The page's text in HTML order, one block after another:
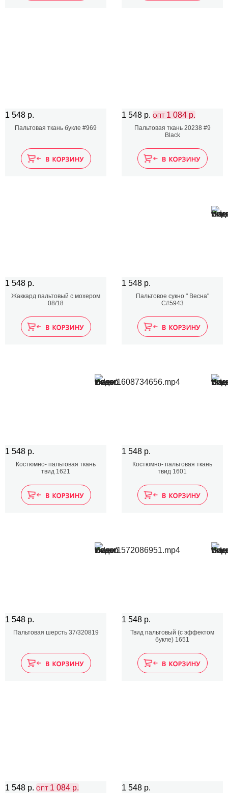
1 548 р.
Пальтовая ткань букле #969
1 548 р. ОПТ 1 084 р.
Пальтовая ткань 20238 #9
Black
1 548 р.
Жаккард пальтовый с мохером
08/18
1 548 р.
Пальтовое сукно " Весна"
C#5943
1 548 р.
Костюмно- пальтовая ткань
твид 1621
1 548 р.
Костюмно- пальтовая ткань
твид 1601
1 548 р.
Пальтовая шерсть 37/320819
1 548 р.
Твид пальтовый (с эффектом
букле) 1651
1 548 р. ОПТ 1 084 р. 1 548 р.